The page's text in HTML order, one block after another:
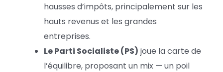
hausses d’impôts, principalement sur les
hauts revenus et les grandes
entreprises.
Le Parti Socialiste (PS) joue la carte de
l’équilibre, proposant un mix — un poil